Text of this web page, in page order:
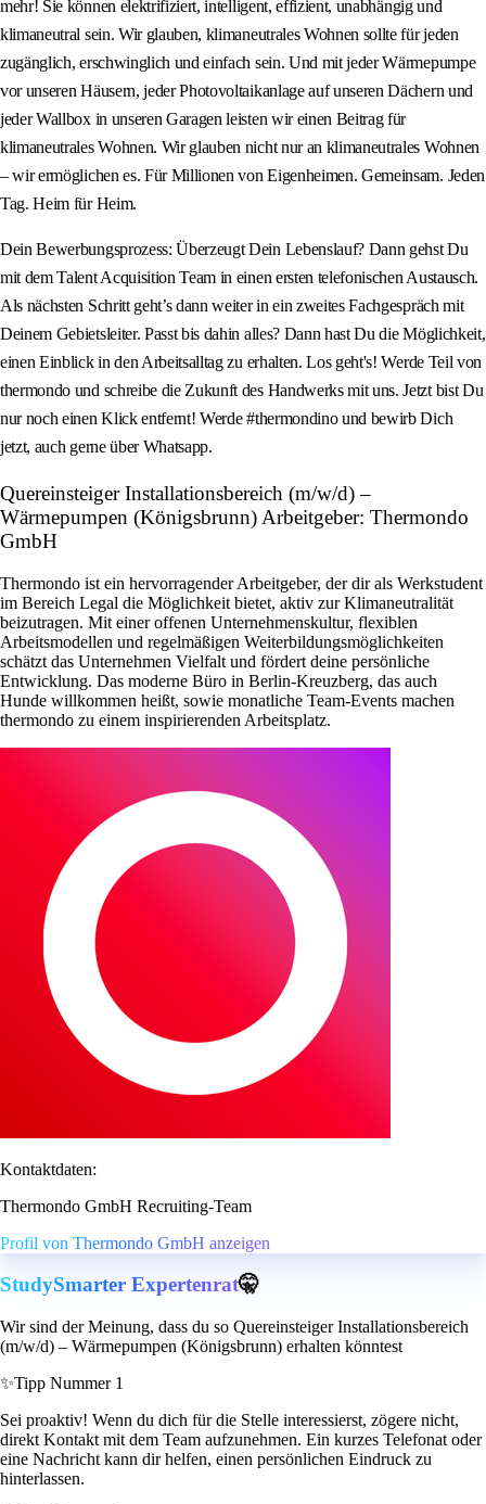
mehr! Sie können elektrifiziert, intelligent, effizient, unabhängig und
klimaneutral sein. Wir glauben, klimaneutrales Wohnen sollte für jeden
zugänglich, erschwinglich und einfach sein. Und mit jeder Wärmepumpe
vor unseren Häusern, jeder Photovoltaikanlage auf unseren Dächern und
jeder Wallbox in unseren Garagen leisten wir einen Beitrag für
klimaneutrales Wohnen. Wir glauben nicht nur an klimaneutrales Wohnen
– wir ermöglichen es. Für Millionen von Eigenheimen. Gemeinsam. Jeden
Tag. Heim für Heim.
Dein Bewerbungsprozess: Überzeugt Dein Lebenslauf? Dann gehst Du
mit dem Talent Acquisition Team in einen ersten telefonischen Austausch.
Als nächsten Schritt geht’s dann weiter in ein zweites Fachgespräch mit
Deinem Gebietsleiter. Passt bis dahin alles? Dann hast Du die Möglichkeit,
einen Einblick in den Arbeitsalltag zu erhalten. Los geht's! Werde Teil von
thermondo und schreibe die Zukunft des Handwerks mit uns. Jetzt bist Du
nur noch einen Klick entfernt! Werde #thermondino und bewirb Dich
jetzt, auch gerne über Whatsapp.
Quereinsteiger Installationsbereich (m/w/d) –
Wärmepumpen (Königsbrunn) Arbeitgeber: Thermondo
GmbH
Thermondo ist ein hervorragender Arbeitgeber, der dir als Werkstudent
im Bereich Legal die Möglichkeit bietet, aktiv zur Klimaneutralität
beizutragen. Mit einer offenen Unternehmenskultur, flexiblen
Arbeitsmodellen und regelmäßigen Weiterbildungsmöglichkeiten
schätzt das Unternehmen Vielfalt und fördert deine persönliche
Entwicklung. Das moderne Büro in Berlin-Kreuzberg, das auch
Hunde willkommen heißt, sowie monatliche Team-Events machen
thermondo zu einem inspirierenden Arbeitsplatz.
Kontaktdaten:
Thermondo GmbH Recruiting-Team
Profil von Thermondo GmbH anzeigen
StudySmarter Expertenrat🤫
Wir sind der Meinung, dass du so Quereinsteiger Installationsbereich
(m/w/d) – Wärmepumpen (Königsbrunn) erhalten könntest
✨Tipp Nummer 1
Sei proaktiv! Wenn du dich für die Stelle interessierst, zögere nicht,
direkt Kontakt mit dem Team aufzunehmen. Ein kurzes Telefonat oder
eine Nachricht kann dir helfen, einen persönlichen Eindruck zu
hinterlassen.